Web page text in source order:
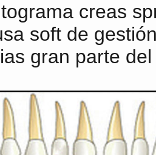
creas
soft de
gran parte